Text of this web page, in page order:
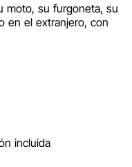
moto, su furgoneta, su
en el extranjero, con
incluida